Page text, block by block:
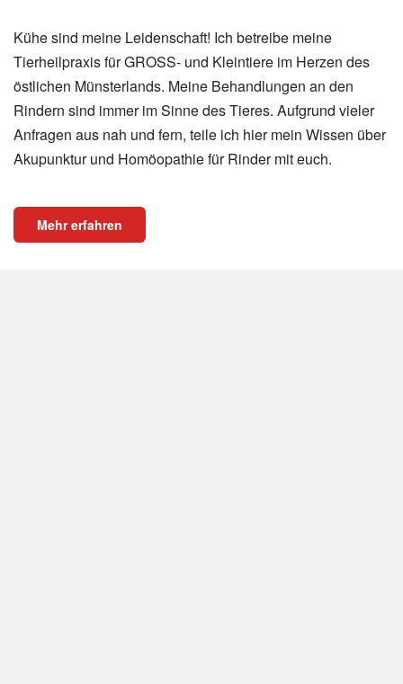
Kühe sind meine Leidenschaft! Ich betreibe meine
Tierheilpraxis für GROSS- und Kleintiere im Herzen des
östlichen Münsterlands. Meine Behandlungen an den
Rindern sind immer im Sinne des Tieres. Aufgrund vieler
Anfragen aus nah und fern, teile ich hier mein Wissen über
Akupunktur und Homöopathie für Rinder mit euch.
Mehr erfahren